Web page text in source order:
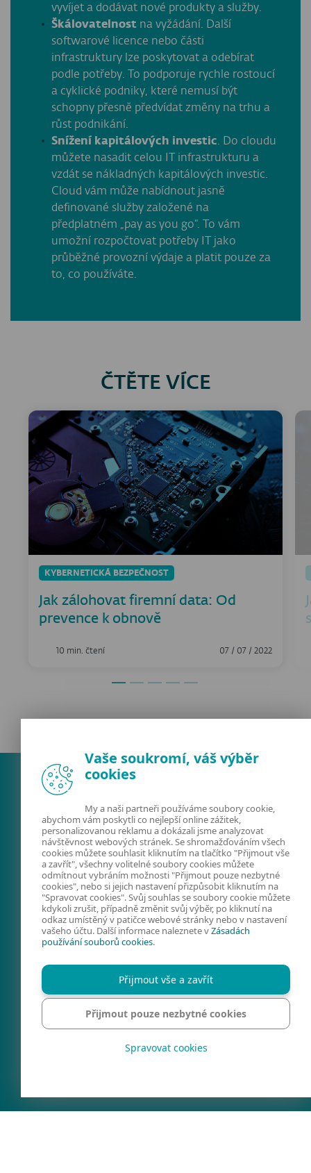
vyvíjet a dodávat nové produkty a služby.
Škálovatelnost na vyžádání. Další
softwarové licence nebo části
infrastruktury lze poskytovat a odebírat
podle potřeby. To podporuje rychle rostoucí
a cyklické podniky, které nemusí být
schopny přesně předvídat změny na trhu a
růst podnikání.
Snížení kapitálových investic. Do cloudu
můžete nasadit celou IT infrastrukturu a
vzdát se nákladných kapitálových investic.
Cloud vám může nabídnout jasně
definované služby založené na
předplatném „pay as you go“. To vám
umožní rozpočtovat potřeby IT jako
průběžné provozní výdaje a platit pouze za
to, co používáte.
ČTĚTE VÍCE
KYBERNETICKÁ BEZPEČNOST
Jak zálohovat firemní data: Od
prevence k obnově
10 min. čtení 07 / 07 / 2022
FIRMY A TECHNOLOGIE
KYBERNETICKÁ
BEZPEČNOST
PREVENCE
KONTAKTY
SPRAVOVAT COOKIES
REGION
FACEBOOK
X LINKEDIN
Vaše soukromí, váš výběr
cookies
My a naši partneři používáme soubory cookie,
abychom vám poskytli co nejlepší online zážitek,
personalizovanou reklamu a dokázali jsme analyzovat
návštěvnost webových stránek. Se shromažďováním všech
cookies můžete souhlasit kliknutím na tlačítko "Přijmout vše
a zavřít", všechny volitelné soubory cookies můžete
odmítnout vybráním možnosti "Přijmout pouze nezbytné
cookies", nebo si jejich nastavení přizpůsobit kliknutím na
"Spravovat cookies". Svůj souhlas se soubory cookie můžete
kdykoli zrušit, případně změnit svůj výběr, po kliknutí na
odkaz umístěný v patičce webové stránky nebo v nastavení
vašeho účtu. Další informace naleznete vZásadách
používání souborů cookies.
Přijmout vše a zavřít
Přijmout pouze nezbytné cookies
Spravovat cookies